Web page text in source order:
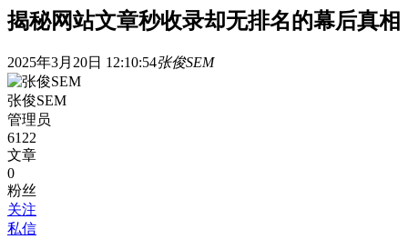
揭秘网站文章秒收录却无排名的幕后真相
2025年3月20日 12:10:54张俊SEM
张俊SEM
管理员
6122
文章
0
粉丝
关注
私信